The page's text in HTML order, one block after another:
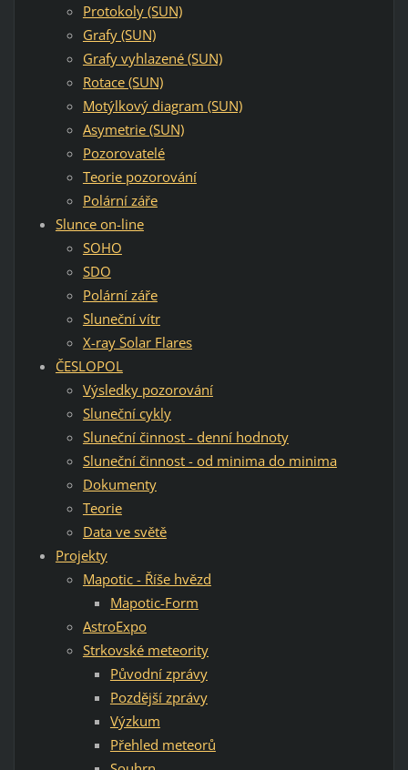
Protokoly (SUN)
Grafy (SUN)
Grafy vyhlazené (SUN)
Rotace (SUN)
Motýlkový diagram (SUN)
Asymetrie (SUN)
Pozorovatelé
Teorie pozorování
Polární záře
Slunce on-line
SOHO
SDO
Polární záře
Sluneční vítr
X-ray Solar Flares
ČESLOPOL
Výsledky pozorování
Sluneční cykly
Sluneční činnost - denní hodnoty
Sluneční činnost - od minima do minima
Dokumenty
Teorie
Data ve světě
Projekty
Mapotic - Říše hvězd
Mapotic-Form
AstroExpo
Strkovské meteority
Původní zprávy
Pozdější zprávy
Výzkum
Přehled meteorů